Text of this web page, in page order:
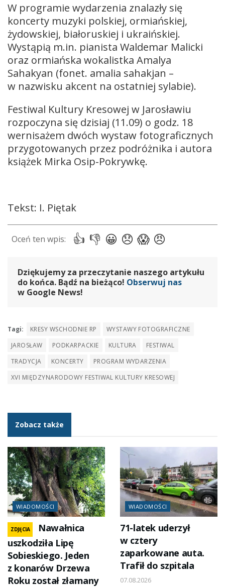
W programie wydarzenia znalazły się
koncerty muzyki polskiej, ormiańskiej,
żydowskiej, białoruskiej i ukraińskiej.
Wystąpią m.in. pianista Waldemar Malicki
oraz ormiańska wokalistka Amalya
Sahakyan (fonet. amalia sahakjan –
w nazwisku akcent na ostatniej sylabie).
Festiwal Kultury Kresowej w Jarosławiu
rozpoczyna się dzisiaj (11.09) o godz. 18
wernisażem dwóch wystaw fotograficznych
przygotowanych przez podróżnika i autora
książek Mirka Osip-Pokrywkę.
Tekst: I. Piętak
Dziękujemy za przeczytanie naszego artykułu
do końca. Bądź na bieżąco! Obserwuj nas
w Google News!
Tagi: KRESY WSCHODNIE RP
WYSTAWY FOTOGRAFICZNE
JAROSŁAW
PODKARPACKIE KULTURA
FESTIWAL
TRADYCJA
KONCERTY
PROGRAM WYDARZENIA
XVI MIĘDZYNARODOWY FESTIWAL KULTURY KRESOWEJ
Zobacz także
WIADOMOŚCI
ZDJĘCIA
Nawałnica
uszkodziła Lipę
Sobieskiego. Jeden
z konarów Drzewa
Roku został złamany
WIADOMOŚCI
71-latek uderzył
w cztery
zaparkowane auta.
Trafił do szpitala
07.08.2026